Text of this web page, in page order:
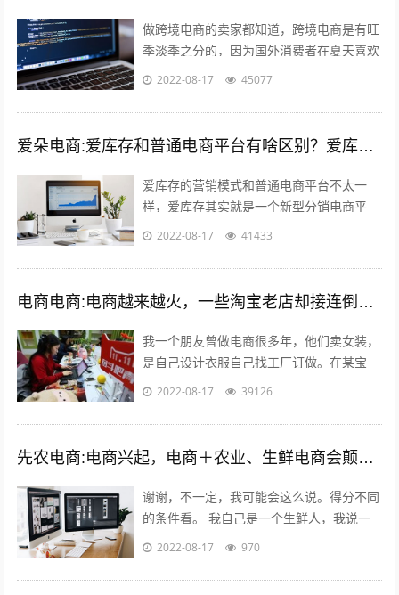
做跨境电商的卖家都知道，跨境电商是有旺
季淡季之分的，因为国外消费者在夏天喜欢
到处去度假之类的，期间并不会经常上网购
2022-08-17 45077
爱朵电商:爱库存和普通电商平台有啥区别？爱库存怎么赚钱？
爱库存的营销模式和普通电商平台不太一
样，爱库存其实就是一个新型分销电商平
台，分销嘛，自然需要更多的店主，所以，
多...
2022-08-17 41433
电商电商:电商越来越火，一些淘宝老店却接连倒闭，现在开网店到底有多难赚钱？
我一个朋友曾做电商很多年，他们卖女装，
是自己设计衣服自己找工厂订做。在某宝
上，有一年的双十一，他们的营业额流水快
2022-08-17 39126
先农电商:电商兴起，电商＋农业、生鲜电商会颠覆掉传统模式吗？
谢谢，不一定，我可能会这么说。得分不同
的条件看。 我自己是一个生鲜人，我说一
些我自己的看法，目前传统农业的一些痛
2022-08-17 970